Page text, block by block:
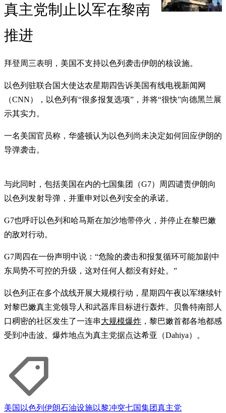
真主党制止以军在黎南
推进
拜登周三表明，美国不支持以色列袭击伊朗的核设施。
以色列驻联合国大使达农星期四告诉美国有线电视新闻网
（CNN），以色列有“很多报复选项”，并将“很快”向德黑兰展
示其实力。
一名美国官员称，华盛顿认为以色列尚未决定如何回应伊朗的
导弹袭击。
与此同时，包括美国在内的七国集团（G7）周四谴责伊朗向
以色列发射导弹，并重申对以色列安全的承诺。
G7也呼吁以色列和哈马斯在加沙地带停火，并停止在黎巴嫩
的敌对行动。
G7周四在一份声明中说：“危险的袭击和报复循环可能加剧中
东局势不可控的升级，这对任何人都没有好处。”
以色列正在多个战线开展大规模行动，星期四午夜以军继续针
对黎巴嫩真主党领导人和武器库目标进行轰炸。贝鲁特南部人
口稠密的社区发生了一连串大规模爆炸 ，黎巴嫩首都各地都感
受到冲击波。爆炸地点为真主党据点达希亚（Dahiya）。
美国以色列 伊朗石油设施以黎冲突七国集团真主党